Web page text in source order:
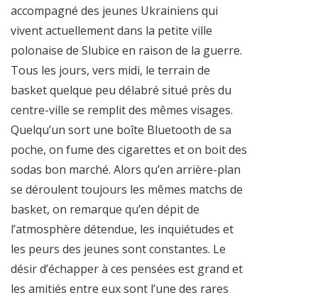
accompagné des jeunes Ukrainiens qui
vivent actuellement dans la petite ville
polonaise de Slubice en raison de la guerre.
Tous les jours, vers midi, le terrain de
basket quelque peu délabré situé près du
centre-ville se remplit des mêmes visages.
Quelqu’un sort une boîte Bluetooth de sa
poche, on fume des cigarettes et on boit des
sodas bon marché. Alors qu’en arrière-plan
se déroulent toujours les mêmes matchs de
basket, on remarque qu’en dépit de
l’atmosphère détendue, les inquiétudes et
les peurs des jeunes sont constantes. Le
désir d’échapper à ces pensées est grand et
les amitiés entre eux sont l’une des rares